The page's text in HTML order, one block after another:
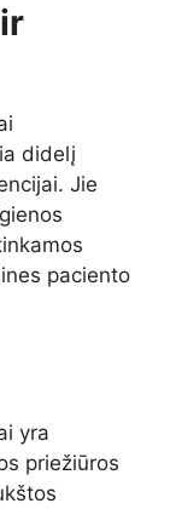
didelį
Jie
paciento
yra
priežiūros